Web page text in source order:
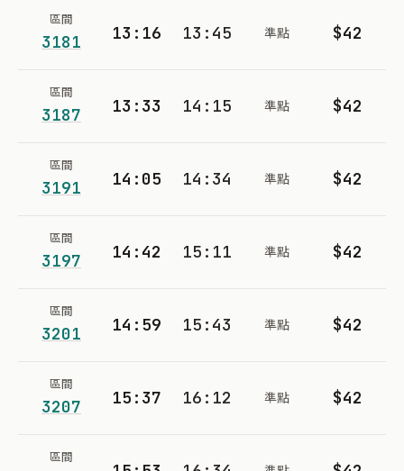
區間
3181 13:16 13:45 準點 $42
區間
3187 13:33 14:15 準點 $42
區間
3191 14:05 14:34 準點 $42
區間
3197 14:42 15:11 準點 $42
區間
3201 14:59 15:43 準點 $42
區間
3207 15:37 16:12 準點 $42
區間